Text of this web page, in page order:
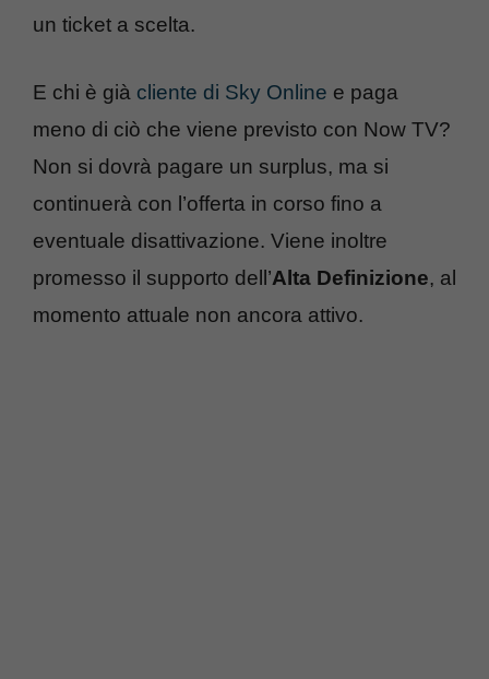
un ticket a scelta.
E chi è già cliente di Sky Online e paga
meno di ciò che viene previsto con Now TV?
Non si dovrà pagare un surplus, ma si
continuerà con l’offerta in corso fino a
eventuale disattivazione. Viene inoltre
promesso il supporto dell’Alta Definizione, al
momento attuale non ancora attivo.